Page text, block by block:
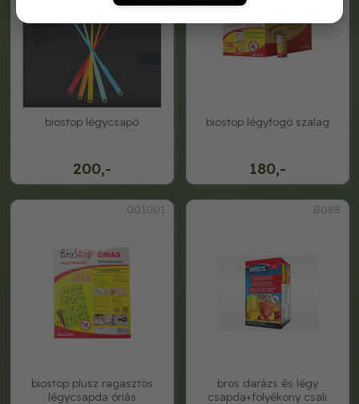
200,-
biostop légycsapó
180,-
biostop légyfogó szalag
001001
biostop plusz ragasztós
légycsapda óriás
B088
bros darázs és légy
csapda+folyékony csali